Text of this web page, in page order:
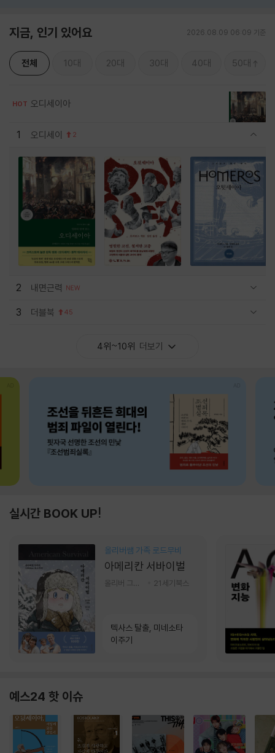
지금, 인기 있어요 2026.08.09 06:09 기준
전체 10대 20대 30대 40대 50대
HOT 오디세이아
1 오디세이 2
2 내면근력
3 더블북 45
4위~10위 더보기
실시간 BOOK UP!
올리버쌤 가족 로드무비
아메리칸 서바이벌
21세기북스
텍사스 탈출, 미네소타
이주기
예스24 핫 이슈